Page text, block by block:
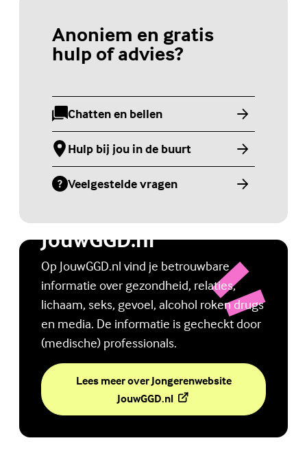
Anoniem en gratis
hulp of advies?
Chatten en bellen
(Externe link)
Hulp bij jou in de buurt
(Externe link)
Veelgestelde vragen
(Externe link)
Jongerenwebsite
JouwGGD.nl
Op JouwGGD.nl vind je betrouwbare
informatie over gezondheid, relaties,
lichaam, seks, gevoel, alcohol roken drugs
en media. De informatie is gecheckt door
(medische) professionals.
Lees meer over Jongerenwebsite
JouwGGD.nl(Externe link)